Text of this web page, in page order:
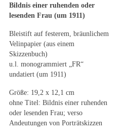
nach 1945
Bildnis einer ruhenden oder
lesenden Frau (um 1911)
Bleistift auf festerem, bräunlichem
Velinpapier (aus einem
Skizzenbuch)
u.l. monogrammiert „FR“
undatiert (um 1911)
Größe: 19,2 x 12,1 cm
ohne Titel: Bildnis einer ruhenden
oder lesenden Frau; verso
Andeutungen von Porträtskizzen